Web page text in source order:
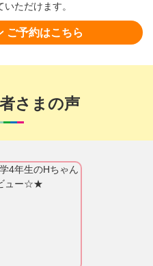
ただけます。
ご予約はこちら
さまの声